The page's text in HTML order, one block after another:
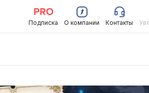
Подписка О компании Контакты